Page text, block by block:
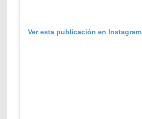
Ver esta publicación en Instagram